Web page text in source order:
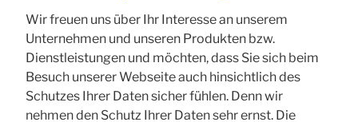
Wir freuen uns über Ihr Interesse an unserem
Unternehmen und unseren Produkten bzw.
Dienstleistungen und möchten, dass Sie sich beim
Besuch unserer Webseite auch hinsichtlich des
Schutzes Ihrer Daten sicher fühlen. Denn wir
nehmen den Schutz Ihrer Daten sehr ernst. Die